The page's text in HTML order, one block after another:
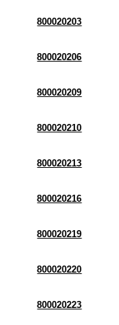
800020203
800020206
800020209
800020210
800020213
800020216
800020219
800020220
800020223